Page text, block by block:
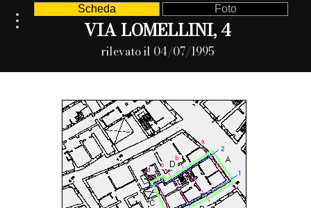
Scheda Foto
VIA LOMELLINI, 4
rilevato il 04/07/1995